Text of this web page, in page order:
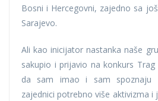
Bosni i Hercegovni, zajedno sa
Sarajevo.
Ali kao inicijator nastanka naše
sakupio i prijavio na konkurs
da sam imao i sam spoznaju
zajednici potrebno više aktivizma i